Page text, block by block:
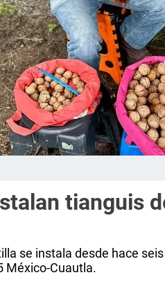
tianguis
se instala desde hace
México-Cuautla.